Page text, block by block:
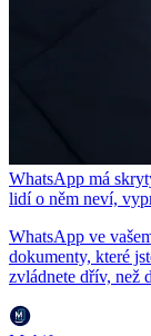
WhatsApp má
lidí o něm neví,
WhatsApp ve
dokumenty, které
zvládnete dřív, než